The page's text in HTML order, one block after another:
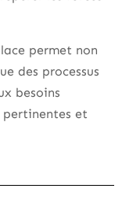
permet non
des processus
besoins
pertinentes et